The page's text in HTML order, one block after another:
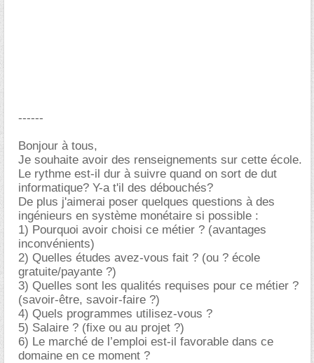
------
Bonjour à tous,
Je souhaite avoir des renseignements sur cette école.
Le rythme est-il dur à suivre quand on sort de dut
informatique? Y-a t'il des débouchés?
De plus j'aimerai poser quelques questions à des
ingénieurs en système monétaire si possible :
1) Pourquoi avoir choisi ce métier ? (avantages
inconvénients)
2) Quelles études avez-vous fait ? (ou ? école
gratuite/payante ?)
3) Quelles sont les qualités requises pour ce métier ?
(savoir-être, savoir-faire ?)
4) Quels programmes utilisez-vous ?
5) Salaire ? (fixe ou au projet ?)
6) Le marché de l’emploi est-il favorable dans ce
domaine en ce moment ?